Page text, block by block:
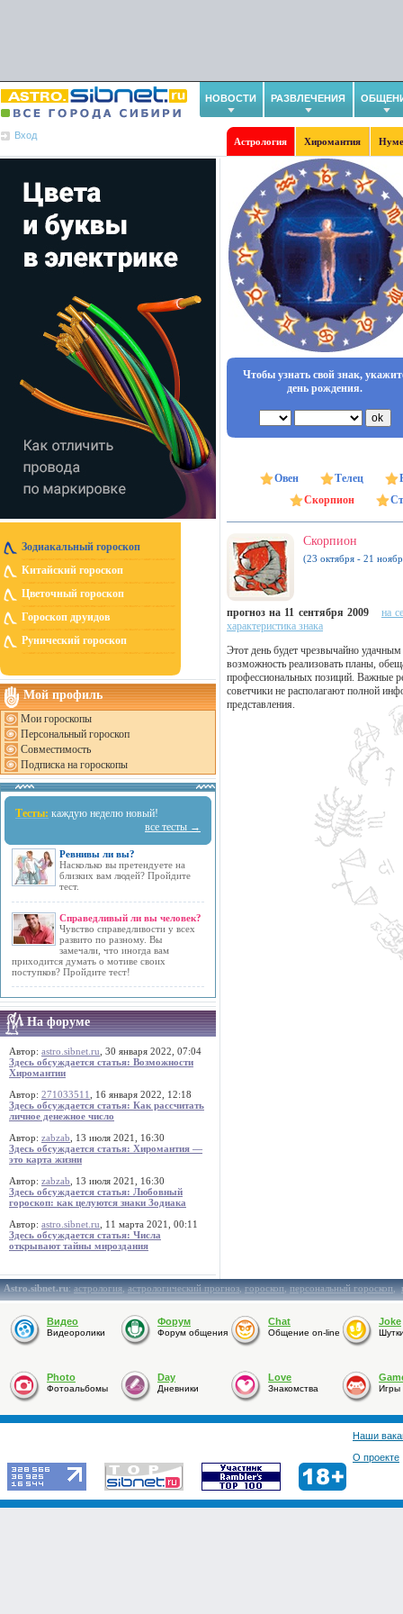
НОВОСТИ РАЗВЛЕЧЕНИЯ
Вход
Астрология Хиромантия
Зодиакальный гороскоп
Китайский гороскоп
Цветочный гороскоп
Гороскоп друидов
Рунический гороскоп
Мой профиль
Мои гороскопы
Персональный гороскоп
Совместимость
Подписка на гороскопы
Тесты: каждую неделю новый!
все тесты →
Ревнивы ли вы?
Насколько вы претендуете на
близких вам людей? Пройдите
тест.
Справедливый ли вы человек?
Чувство справедливости у всех
развито по разному. Вы
замечали, что иногда вам
приходится думать о мотиве своих
поступков? Пройдите тест!
На форуме
Автор: astro.sibnet.ru , 30 января 2022, 07:04
Здесь обсуждается статья: Возможности
Хиромантии
Автор: 271033511
, 16 января 2022, 12:18
Здесь обсуждается статья: Как рассчитать
личное денежное число
Автор: zabzab , 13 июля 2021, 16:30
Здесь обсуждается статья: Хиромантия —
это карта жизни
Автор: zabzab , 13 июля 2021, 16:30
Здесь обсуждается статья: Любовный
гороскоп: как целуются знаки Зодиака
Автор: astro.sibnet.ru , 11 марта 2021, 00:11
Здесь обсуждается статья: Числа
открывают тайны мироздания
Чтобы узнать свой знак,
день рождения.
Овен Телец
Скорпион
Скорпион
(23 октября - 21
прогноз на 11 сентября 2009
на
характеристика знака
Этот день будет чрезвычайно
возможность реализовать планы,
профессиональных позиций. Важные
советчики не располагают полной
представления.
Astro.sibnet.ru:астрология,астрологический прогноз,гороскоп,персональный гороскоп,
Видео
Видеоролики
Форум
Форум общения
Chat
Общение on-line
Joke
Photo
Фотоальбомы
Day
Дневники
Love
Знакомства Игры
Наши
О проекте